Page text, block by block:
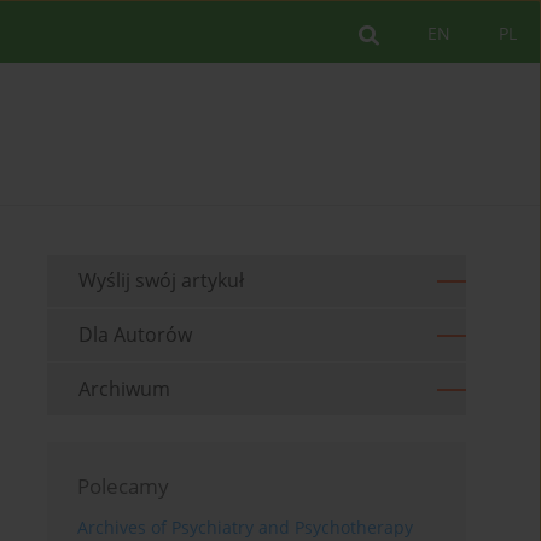
PL
EN
Wyślij swój artykuł
Dla Autorów
Archiwum
Polecamy
Archives of Psychiatry and Psychotherapy